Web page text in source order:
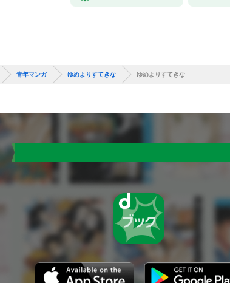
青年マンガ ゆめよりすてきな ゆめよりすてきな